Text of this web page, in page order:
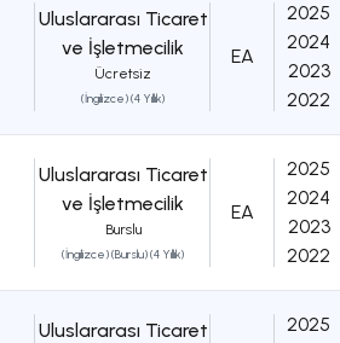
Uluslararası Ticaret
ve İşletmecilik
Ücretsiz
(İngilizce) (4 Yıllık)
EA
2025
2024
2023
2022
Uluslararası Ticaret
ve İşletmecilik
Burslu
(İngilizce) (Burslu) (4 Yıllık)
EA
2025
2024
2023
2022
Uluslararası Ticaret
2025